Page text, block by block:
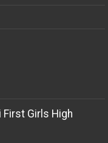
Girls High